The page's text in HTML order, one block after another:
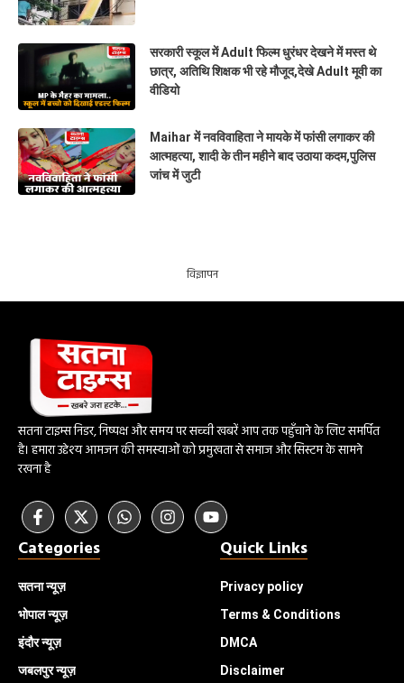
सरकारी स्कूल में Adult फिल्म धुरंधर देखने में मस्त थे
छात्र, अतिथि शिक्षक भी रहे मौजूद,देखे Adult मूवी का
वीडियो
Maihar में नवविवाहिता ने मायके में फांसी लगाकर की
आत्महत्या, शादी के तीन महीने बाद उठाया कदम,पुलिस
जांच में जुटी
विज्ञापन
सतना टाइम्स निडर, निष्पक्ष और समय पर सच्ची खबरें आप तक पहुँचाने के लिए समर्पित
है। हमारा उद्देश्य आमजन की समस्याओं को प्रमुखता से समाज और सिस्टम के सामने
रखना है
Categories
सतना न्यूज़
भोपालन्यूज़
इंदौरन्यूज़
जबलपुर न्यूज़
Quick Links
Privacy policy
Terms & Conditions
DMCA
Disclaimer